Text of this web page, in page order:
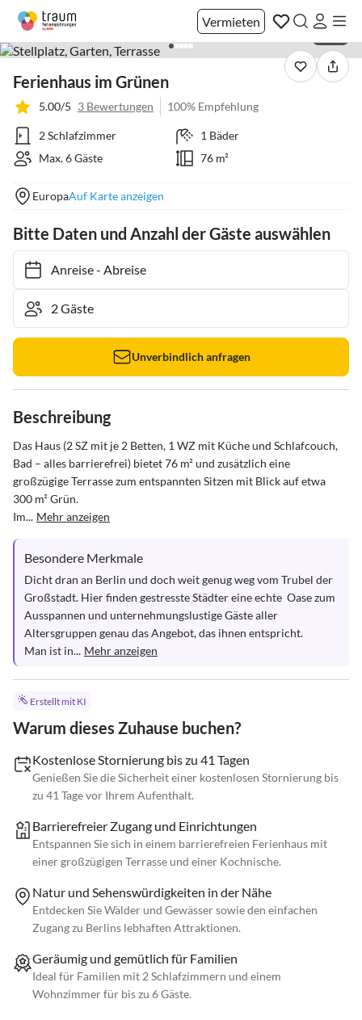
Vermieten
Ferienhaus im Grünen
5.00/5 3 Bewertungen 100% Empfehlung
2 Schlafzimmer
1 Bäder
Max. 6 Gäste
76 m²
EuropaAuf Karte anzeigen
Bitte Daten und Anzahl der Gäste auswählen
Anreise- Abreise
Unverbindlich anfragen
Beschreibung
Das Haus (2 SZ mit je 2 Betten, 1 WZ mit Küche und Schlafcouch,
Bad – alles barrierefrei) bietet 76 m² und zusätzlich eine
großzügige Terrasse zum entspannten Sitzen mit Blick auf etwa
300 m² Grün.
Im... Mehr anzeigen
Besondere Merkmale
Dicht dran an Berlin und doch weit genug weg vom Trubel der
Großstadt. Hier finden gestresste Städter eine echte  Oase zum
Ausspannen und unternehmungslustige Gäste aller
Altersgruppen genau das Angebot, das ihnen entspricht.
Man ist in... Mehr anzeigen
Erstellt mit KI
Warum dieses Zuhause buchen?
Kostenlose Stornierung bis zu 41 Tagen
Genießen Sie die Sicherheit einer kostenlosen Stornierung bis
zu 41 Tage vor Ihrem Aufenthalt.
Barrierefreier Zugang und Einrichtungen
Entspannen Sie sich in einem barrierefreien Ferienhaus mit
einer großzügigen Terrasse und einer Kochnische.
Natur und Sehenswürdigkeiten in der Nähe
Entdecken Sie Wälder und Gewässer sowie den einfachen
Zugang zu Berlins lebhaften Attraktionen.
Geräumig und gemütlich für Familien
Ideal für Familien mit 2 Schlafzimmern und einem
Wohnzimmer für bis zu 6 Gäste.